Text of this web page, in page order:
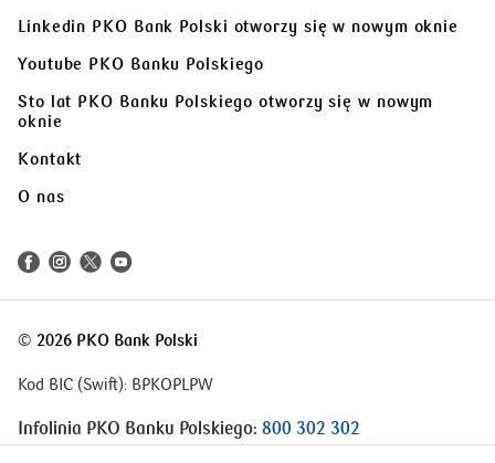
Linkedin PKO Bank Polski otworzy się w nowym oknie
Youtube PKO Banku Polskiego
Sto lat PKO Banku Polskiego otworzy się w nowym
oknie
Kontakt
O nas
© 2026 PKO Bank Polski
Kod BIC (Swift): BPKOPLPW
Infolinia PKO Banku Polskiego: 800 302 302